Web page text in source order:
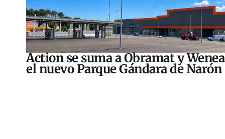
Action se suma a Obramat y
el nuevo Parque Gándara de Narón